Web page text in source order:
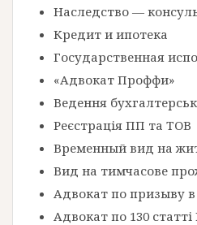
Наследство —
Кредит и ипотека
Государственная
«Адвокат Проффи»
Ведення
Реєстрація ПП та ТОВ
Временный вид на
Вид на тимчасове
Адвокат по призыву
Адвокат по 130 статті